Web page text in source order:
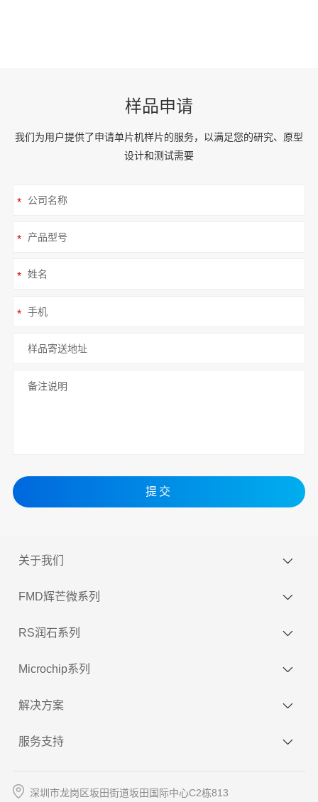
样品申请
我们为用户提供了申请单片机样片的服务，以满足您的研究、原型
设计和测试需要
提交
关于我们
FMD辉芒微系列
RS润石系列
Microchip系列
解决方案
服务支持
深圳市龙岗区坂田街道坂田国际中心C2栋813